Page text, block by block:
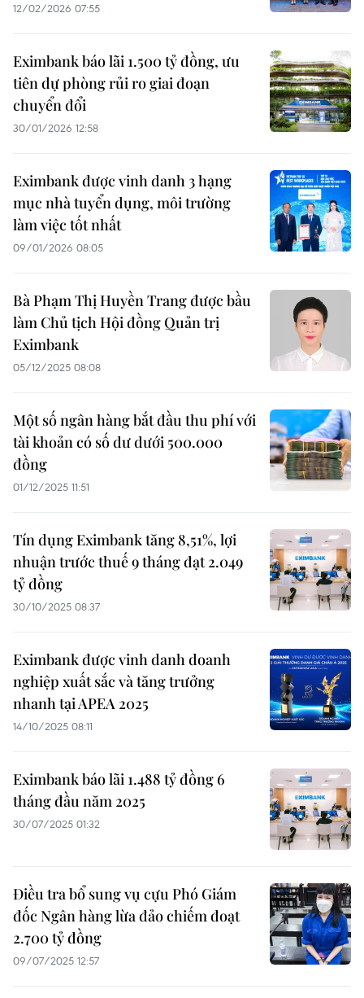
12/02/2026 07:55
Eximbank báo lãi 1.500 tỷ đồng, ưu
tiên dự phòng rủi ro giai đoạn
chuyển đổi
30/01/2026 12:58
Eximbank được vinh danh 3 hạng
mục nhà tuyển dụng, môi trường
làm việc tốt nhất
09/01/2026 08:05
Bà Phạm Thị Huyền Trang được bầu
làm Chủ tịch Hội đồng Quản trị
Eximbank
05/12/2025 08:08
Một số ngân hàng bắt đầu thu phí với
tài khoản có số dư dưới 500.000
đồng
01/12/2025 11:51
Tín dụng Eximbank tăng 8,51%, lợi
nhuận trước thuế 9 tháng đạt 2.049
tỷ đồng
30/10/2025 08:37
Eximbank được vinh danh doanh
nghiệp xuất sắc và tăng trưởng
nhanh tại APEA 2025
14/10/2025 08:11
Eximbank báo lãi 1.488 tỷ đồng 6
tháng đầu năm 2025
30/07/2025 01:32
Điều tra bổ sung vụ cựu Phó Giám
đốc Ngân hàng lừa đảo chiếm đoạt
2.700 tỷ đồng
09/07/2025 12:57